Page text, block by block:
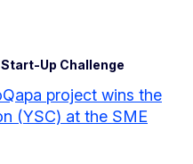
Up Challenge
project wins the
(YSC) at the SME